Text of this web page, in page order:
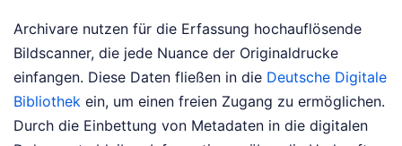
Archivare nutzen für die Erfassung hochauflösende
Bildscanner, die jede Nuance der Originaldrucke
einfangen. Diese Daten fließen in die Deutsche Digitale
Bibliothek ein, um einen freien Zugang zu ermöglichen.
Durch die Einbettung von Metadaten in die digitalen